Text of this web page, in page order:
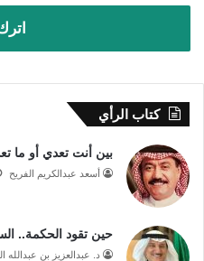
كتاب الرأي
بين أنت تعدي أو ما
أسعد عبدالكريم الفريح
حين تقود الحكمة..
د. عبدالعزيز بن عبدالله